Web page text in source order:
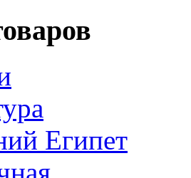
Египет